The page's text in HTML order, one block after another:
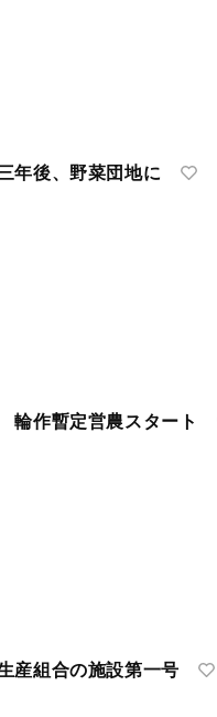
後、野菜団地に
作暫定営農スタート
産組合の施設第一号